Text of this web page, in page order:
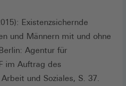
Existenzsichernde
und Männern mit und ohne
Agentur für
im Auftrag des
und Soziales, S. 37.